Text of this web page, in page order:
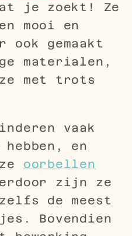
je zoekt! Ze
mooi en
ook gemaakt
materialen,
met trots
vaak
en
oorbellen
zijn ze
de meest
Bovendien